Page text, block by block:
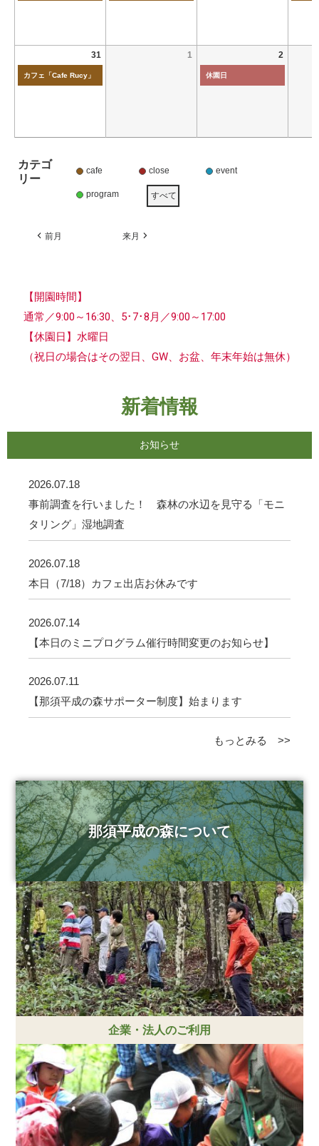
31
カフェ「Cafe Rucy」
1 2
休園日
カテゴ
リー
cafe close event
program すべて
前月 来月
【開園時間】
通常／9:00～16:30、5･7･8月／9:00～17:00
【休園日】水曜日
（祝日の場合はその翌日、GW、お盆、年末年始は無休）
新着情報
お知らせ
2026.07.18
事前調査を行いました！ 森林の水辺を見守る「モニ
タリング」湿地調査
2026.07.18
本日（7/18）カフェ出店お休みです
2026.07.14
【本日のミニプログラム催行時間変更のお知らせ】
2026.07.11
【那須平成の森サポーター制度】始まります
もっとみる >>
那須平成の森について
企業・法人のご利用